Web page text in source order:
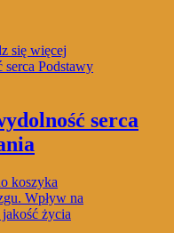
się więcej
serca
koszyka